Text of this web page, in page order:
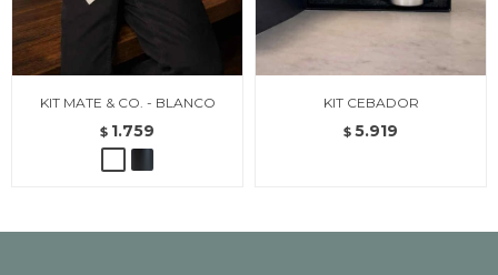
KIT MATE & CO. - BLANCO
$ 1.759
KIT CEBADOR
$ 5.919